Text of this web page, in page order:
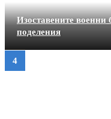
Изоставените
поделения